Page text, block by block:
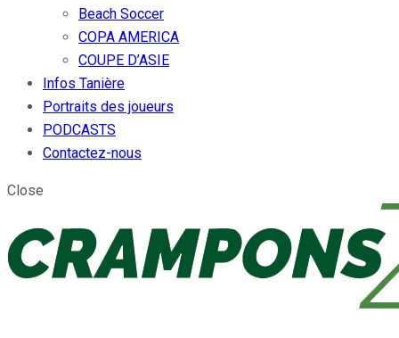
Beach Soccer
COPA AMERICA
COUPE D’ASIE
Infos Tanière
Portraits des joueurs
PODCASTS
Contactez-nous
Close